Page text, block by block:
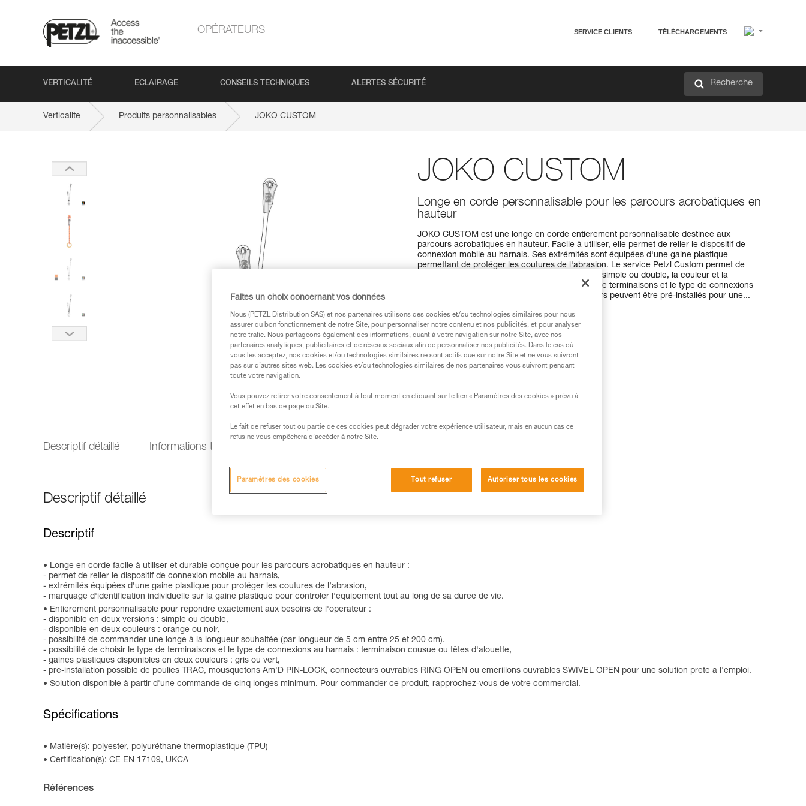
OPÉRATEURS SERVICE CLIENTS TÉLÉCHARGEMENTS
VERTICALITÉ ECLAIRAGE CONSEILS TECHNIQUES ALERTES SÉCURITÉ Recherche
Verticalite Produits personnalisables JOKO CUSTOM
JOKO CUSTOM
Longe en corde personnalisable pour les parcours acrobatiques en
hauteur
JOKO CUSTOM est une longe en corde entièrement personnalisable destinée aux
parcours acrobatiques en hauteur. Facile à utiliser, elle permet de relier le dispositif de
connexion mobile au harnais. Ses extrémités sont équipées d'une gaine plastique
permettant de protéger les coutures de l'abrasion. Le service Petzl Custom permet de
personnaliser la longe en choisissant la version, simple ou double, la couleur et la
longueur. Il offre la possibilité de choisir le type de terminaisons et le type de connexions
au harnais. Des poulies TRAC et des connecteurs peuvent être pré-installés pour une...
Trouvez un revendeur
Descriptif détaillé Informations techniques
Descriptif détaillé
Descriptif
Longe en corde facile à utiliser et durable conçue pour les parcours acrobatiques en hauteur :
- permet de relier le dispositif de connexion mobile au harnais,
- extrémités équipées d’une gaine plastique pour protéger les coutures de l’abrasion,
- marquage d'identification individuelle sur la gaine plastique pour contrôler l'équipement tout au long de sa durée de vie.
Entièrement personnalisable pour répondre exactement aux besoins de l'opérateur :
- disponible en deux versions : simple ou double,
- disponible en deux couleurs : orange ou noir,
- possibilité de commander une longe à la longueur souhaitée (par longueur de 5 cm entre 25 et 200 cm).
- possibilité de choisir le type de terminaisons et le type de connexions au harnais : terminaison cousue ou têtes d'alouette,
- gaines plastiques disponibles en deux couleurs : gris ou vert,
- pré-installation possible de poulies TRAC, mousquetons Am'D PIN-LOCK, connecteurs ouvrables RING OPEN ou émerillons ouvrables SWIVEL OPEN pour une solution prête à l'emploi.
Solution disponible à partir d'une commande de cinq longes minimum. Pour commander ce produit, rapprochez-vous de votre commercial.
Spécifications
Matière(s): polyester, polyuréthane thermoplastique (TPU)
Certification(s): CE EN 17109, UKCA
Références
Faites un choix concernant vos données
Nous (PETZL Distribution SAS) et nos partenaires utilisons des cookies et/ou technologies similaires pour nous
assurer du bon fonctionnement de notre Site, pour personnaliser notre contenu et nos publicités, et pour analyser
notre trafic. Nous partageons également des informations, quant à votre navigation sur notre Site, avec nos
partenaires analytiques, publicitaires et de réseaux sociaux afin de personnaliser nos publicités. Dans le cas où
vous les acceptez, nos cookies et/ou technologies similaires ne sont actifs que sur notre Site et ne vous suivront
pas sur d’autres sites web. Les cookies et/ou technologies similaires de nos partenaires vous suivront pendant
toute votre navigation.
Vous pouvez retirer votre consentement à tout moment en cliquant sur le lien « Paramètres des cookies » prévu à
cet effet en bas de page du Site.
Le fait de refuser tout ou partie de ces cookies peut dégrader votre expérience utilisateur, mais en aucun cas ce
refus ne vous empêchera d’accéder à notre Site.
Tout refuser Autoriser tous les cookies
Paramètres des cookies